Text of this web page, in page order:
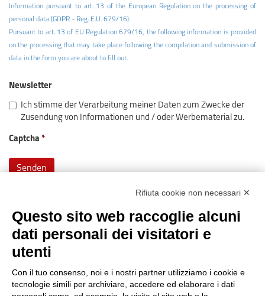
Information pursuant to art. 13 of the European Regulation on the processing of
personal data (GDPR - Reg. E.U. 679/16).
Pursuant to art. 13 of EU Regulation 679/16, the following information is provided
on the processing that may take place following the compilation and submission of
data in the form you are about to fill out.
Newsletter
Ich stimme der Verarbeitung meiner Daten zum Zwecke der
Zusendung von Informationen und / oder Werbematerial zu.
Captcha
Reg. Impr. C.C.I.A.A. 01996640239
R.E.A. 210602
Cod. Fisc. eP. IVA 01996640239
Capitale Sociale 1.500.000 i.v.
Rifiuta cookie non necessari ✕
Questo sito web raccoglie alcuni
dati personali dei visitatori e
utenti
Con il tuo consenso, noi e i nostri partner utilizziamo i cookie e
tecnologie simili per archiviare, accedere ed elaborare i dati